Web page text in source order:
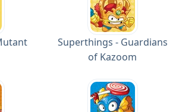
Superthings - Guardians
of Kazoom